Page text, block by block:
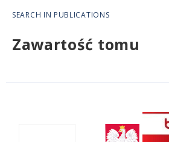
SEARCH IN PUBLICATIONS
Zawartość tomu